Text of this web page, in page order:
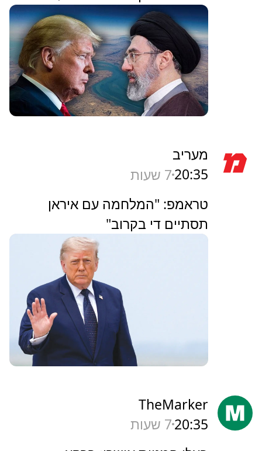
מעריב
20:357 שעות
טראמפ: "המלחמה עם איראן
תסתיים די בקרוב"
TheMarker
20:357 שעות